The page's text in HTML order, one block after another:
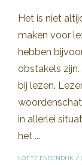
Het is niet
maken voor
hebben
obstakels
bij lezen.
in allerlei
het ...
LOTTE ENDENDIJK /